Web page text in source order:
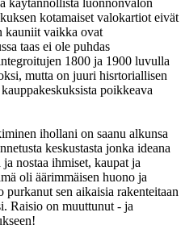
käytännöllistä luonnonvalon
kotamaiset valokartiot eivät
kauniit vaikka ovat
taas ei ole puhdas
1800 ja 1900 luvulla
mutta on juuri hisrtoriallisen
poikkeava
ihollani on saanu alkunsa
keskustasta jonka ideana
nostaa ihmiset, kaupat ja
oli äärimmäisen huono ja
sen aikaisia rakenteitaan
Raisio on muuttunut - ja